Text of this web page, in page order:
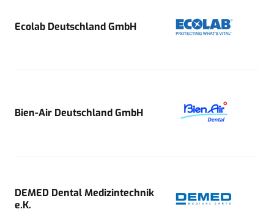
Ecolab Deutschland GmbH
Bien-Air Deutschland GmbH
DEMED Dental Medizintechnik
e.K.